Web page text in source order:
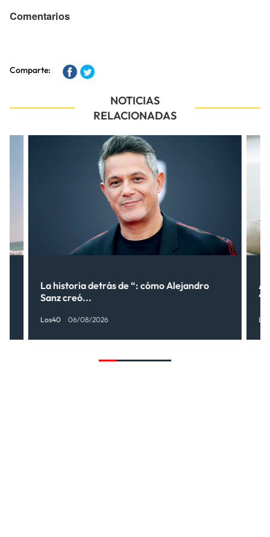
Comentarios
Comparte:
NOTICIAS
RELACIONADAS
La historia detrás de “: cómo Alejandro
Sanz creó...
Los40 06/08/2026